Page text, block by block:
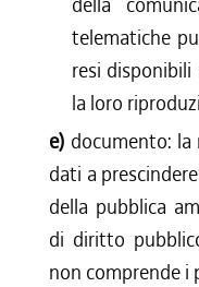
telematiche
resi
la loro
e) documento:
dati a
della pubblica
di diritto
non comprende